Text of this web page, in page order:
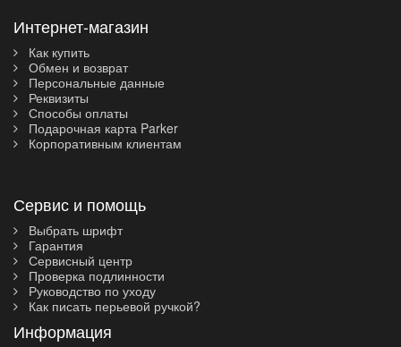
Интернет-магазин
Как купить
Обмен и возврат
Персональные данные
Реквизиты
Способы оплаты
Подарочная карта Parker
Корпоративным клиентам
Сервис и помощь
Выбрать шрифт
Гарантия
Сервисный центр
Проверка подлинности
Руководство по уходу
Как писать перьевой ручкой?
Информация